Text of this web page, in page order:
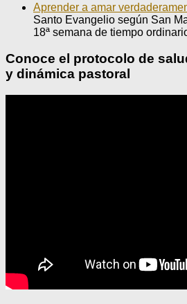
Aprender a amar
Santo Evangelio según San
18ª semana de tiempo
Conoce el protocolo de
y dinámica pastoral